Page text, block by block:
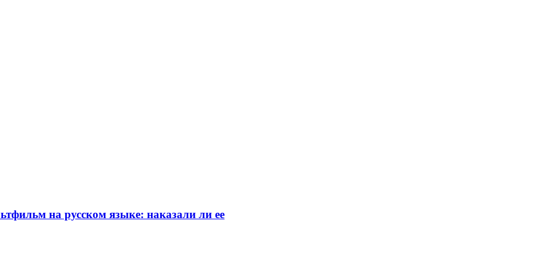
на русском языке: наказали ли ее